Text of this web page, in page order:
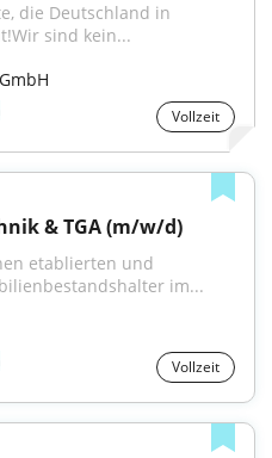
die Deutschland in
sind kein...
Vollzeit
& TGA (m/w/d)
etablierten und
im...
Vollzeit